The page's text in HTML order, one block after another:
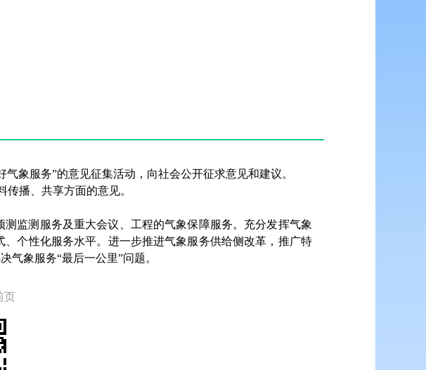
象服务”的意见征集活动，向社会公开征求意见和建议。
播、共享方面的意见。
监测服务及重大会议、工程的气象保障服务。充分发挥气象
个性化服务水平。进一步推进气象服务供给侧改革，推广特
气象服务“最后一公里”问题。
页